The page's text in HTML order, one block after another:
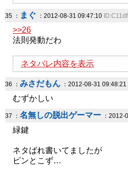
35 ： まぐ ：2012-08-31 09:47:10
>>26
法則発動だわ
ネタバレ内容を表示
36 ： みさだもん ：2012-08-31 09:48:21
むずかしい
37 ： 名無しの脱出ゲーマー ：2012-
緑鍵
ネタばれ書いてましたが
ピンとこず…